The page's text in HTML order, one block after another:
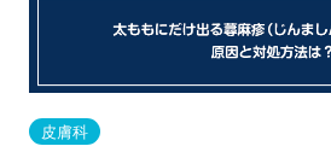
皮膚科